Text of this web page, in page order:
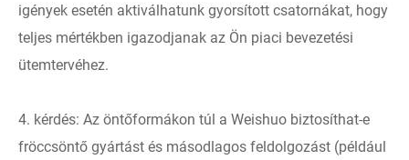
igények esetén aktiválhatunk gyorsított csatornákat, hogy
teljes mértékben igazodjanak az Ön piaci bevezetési
ütemtervéhez.
4. kérdés: Az öntőformákon túl a Weishuo biztosíthat-e
fröccsöntő gyártást és másodlagos feldolgozást (például